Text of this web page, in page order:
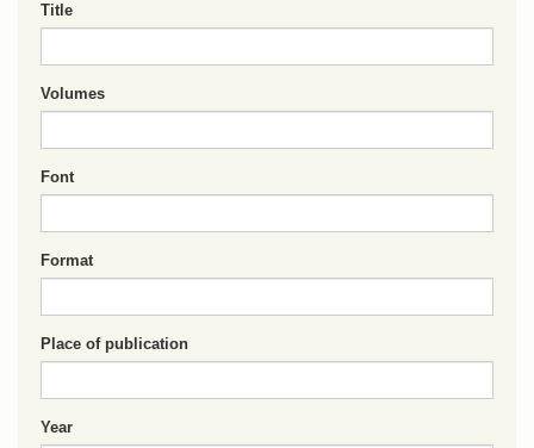
Title
Volumes
Font
Format
Place of publication
Year